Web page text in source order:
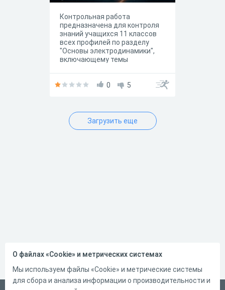
Контрольная работа
предназначена для контроля
знаний учащихся 11 классов
всех профилей по разделу
"Основы электродинамики",
включающему темы
контрольная работа
позволяет осуществить
четкий и объективный
контроль знаний
0 5
Загрузить еще
О файлах «Cookie» и метрических системах
Мы используем файлы «Cookie» и метрические системы
для сбора и анализа информации о производительности и